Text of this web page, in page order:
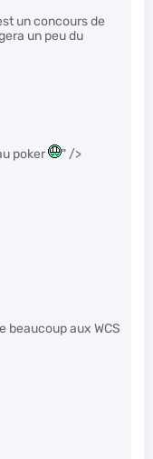
un concours de
un peu du
poker " />
beaucoup aux WCS